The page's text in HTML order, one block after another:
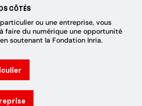
CÔTÉS
ou une entreprise, vous
faire du numérique une opportunité
soutenant la Fondation Inria.